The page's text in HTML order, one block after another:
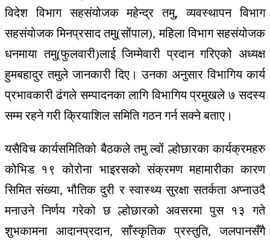
विदेश विभाग सहसंयोजक महेन्द्र तमु, व्यवस्थापन विभाग
सहसंयोजक मिनप्रसाद तमु(सोंपाल), महिला विभाग सहसंयोजक
धनमाया तमु(फुलवारी)लाई जिम्मेवारी प्रदान गरिएको अध्यक्ष
हुमबहादुर तमुले जानकारी दिए। उनका अनुसार विभागिय कार्य
प्रभावकारी ढंगले सम्पादनका लागि विभागिय प्रमुखले ७ सदस्य
सम्म रहने गरी क्रियाशिल समिति गठन गर्न सक्ने बताए।
यसैविच कार्यसमितिको बैठकले तमु ल्वों ल्होछारका कार्यक्रमहरु
कोभिड १९ कोरोना भाइरसको संक्रमण महामारीका कारण
सिमित संख्या, भौतिक दुरी र स्वास्थ्य सुरक्षा सतर्कता अप्नाउदै
मनाउने निर्णय गरेको छ ल्होछारको अवसरमा पुस १३ गते
शुभकामना आदानप्रदान, साँस्कृतिक प्रस्तुति, जलपानसँगै